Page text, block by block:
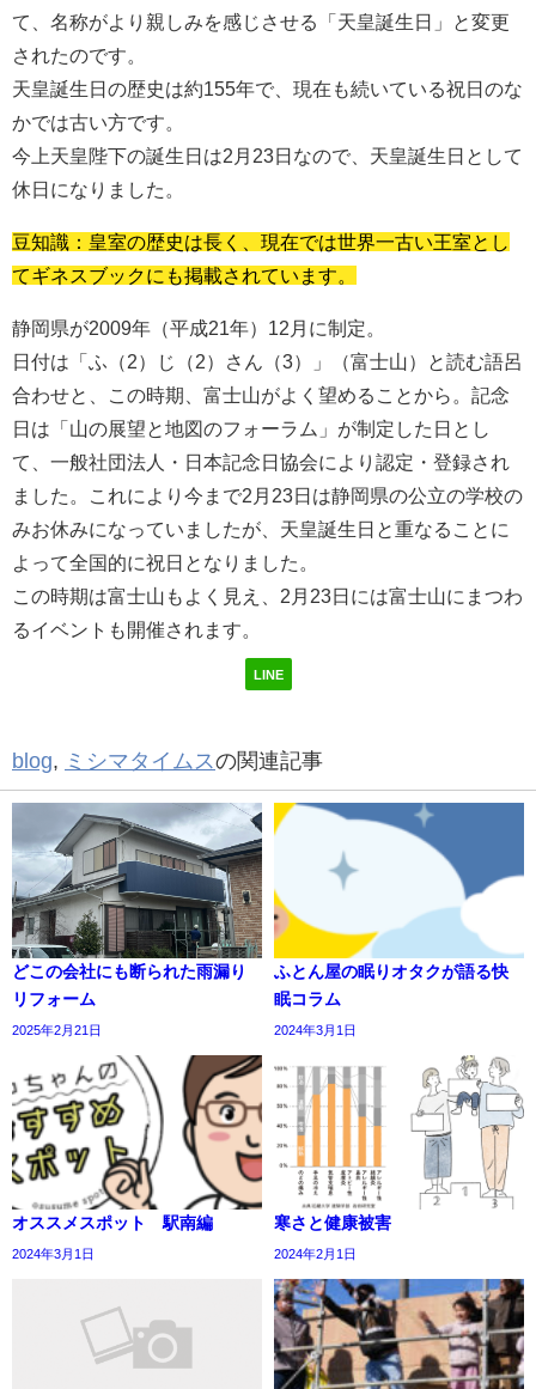
て、名称がより親しみを感じさせる「天皇誕生日」と変更
されたのです。
天皇誕生日の歴史は約155年で、現在も続いている祝日のな
かでは古い方です。
今上天皇陛下の誕生日は2月23日なので、天皇誕生日として
休日になりました。
豆知識：皇室の歴史は長く、現在では世界一古い王室とし
てギネスブックにも掲載されています。
静岡県が2009年（平成21年）12月に制定。
日付は「ふ（2）じ（2）さん（3）」（富士山）と読む語呂
合わせと、この時期、富士山がよく望めることから。記念
日は「山の展望と地図のフォーラム」が制定した日とし
て、一般社団法人・日本記念日協会により認定・登録され
ました。これにより今まで2月23日は静岡県の公立の学校の
みお休みになっていましたが、天皇誕生日と重なることに
よって全国的に祝日となりました。
この時期は富士山もよく見え、2月23日には富士山にまつわ
るイベントも開催されます。
LINE
blog, ミシマタイムスの関連記事
どこの会社にも断られた雨漏り
リフォーム
2025年2月21日
ふとん屋の眠りオタクが語る快
眠コラム
2024年3月1日
オススメスポット 駅南編
2024年3月1日
寒さと健康被害
2024年2月1日